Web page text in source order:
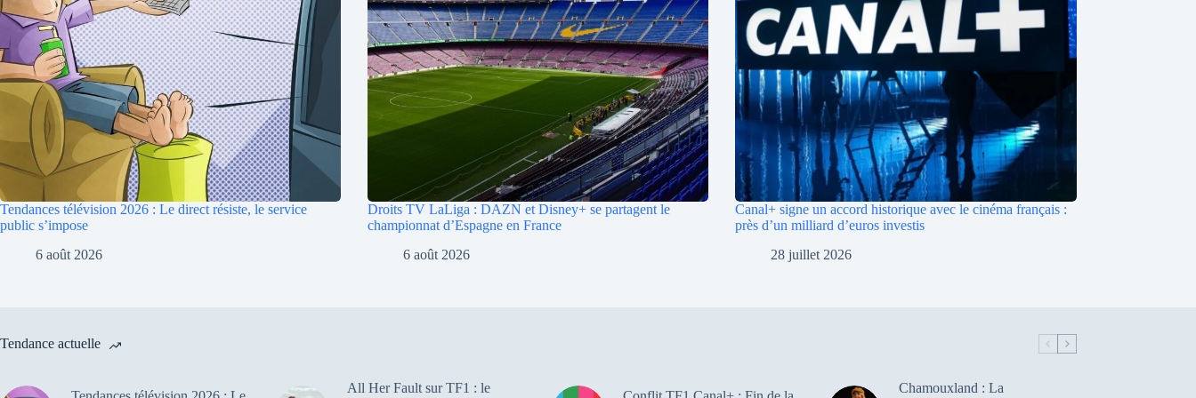
Tendances télévision 2026 : Le direct résiste, le service
public s’impose
6 août 2026
Droits TV LaLiga : DAZN et Disney+ se partagent le
championnat d’Espagne en France
6 août 2026
Canal+ signe un accord historique avec le cinéma français :
près d’un milliard d’euros investis
28 juillet 2026
Tendance actuelle
All Her Fault sur TF1 : le
Chamouxland : La